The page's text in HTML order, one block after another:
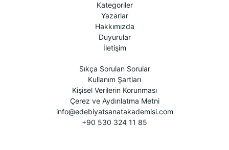
Kategoriler
Yazarlar
Hakkımızda
Duyurular
İletişim
Sıkça Sorulan Sorular
Kullanım Şartları
Kişisel Verilerin Korunması
Çerez ve Aydınlatma Metni
info@edebiyatsanatakademisi.com
+90 530 324 11 85